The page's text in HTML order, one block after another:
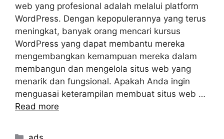
web yang profesional adalah melalui platform
WordPress. Dengan kepopulerannya yang terus
meningkat, banyak orang mencari kursus
WordPress yang dapat membantu mereka
mengembangkan kemampuan mereka dalam
membangun dan mengelola situs web yang
menarik dan fungsional. Apakah Anda ingin
menguasai keterampilan membuat situs web …
Read more
Categories